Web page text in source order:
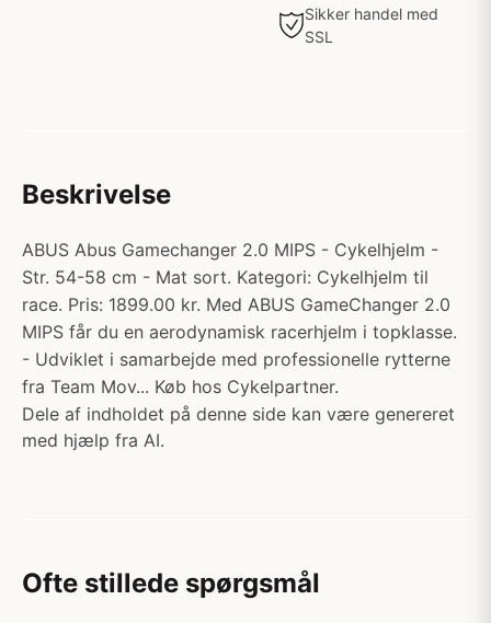
Sikker handel med
SSL
Beskrivelse
ABUS Abus Gamechanger 2.0 MIPS - Cykelhjelm -
Str. 54-58 cm - Mat sort. Kategori: Cykelhjelm til
race. Pris: 1899.00 kr. Med ABUS GameChanger 2.0
MIPS får du en aerodynamisk racerhjelm i topklasse.
- Udviklet i samarbejde med professionelle rytterne
fra Team Mov... Køb hos Cykelpartner.
Dele af indholdet på denne side kan være genereret
med hjælp fra AI.
Ofte stillede spørgsmål